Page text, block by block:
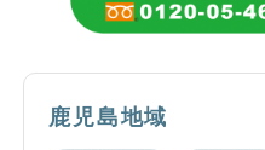
鹿児島地域